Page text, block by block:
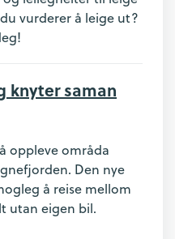
vurderer å leige ut?
knyter saman
oppleve områda
Den nye
å reise mellom
utan eigen bil.